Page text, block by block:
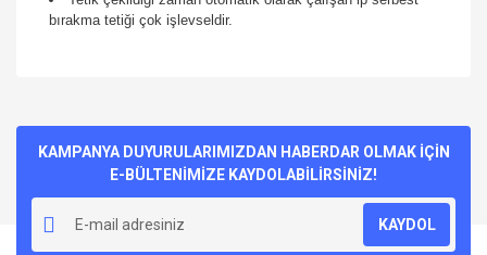
bırakma tetiği çok işlevseldir.
Yorum Yaz
kullanarak tarafımıza iletebilirsiniz.
Görüş ve önerileriniz için teşekkür ederiz.
Ürün resmi kalitesiz, bozuk veya görüntülenemiyor.
Ürün açıklamasında eksik bilgiler bulunuyor.
KAMPANYA DUYURULARIMIZDAN HABERDAR OLMAK İÇİN
E-BÜLTENİMİZE KAYDOLABİLİRSİNİZ!
KAYDOL